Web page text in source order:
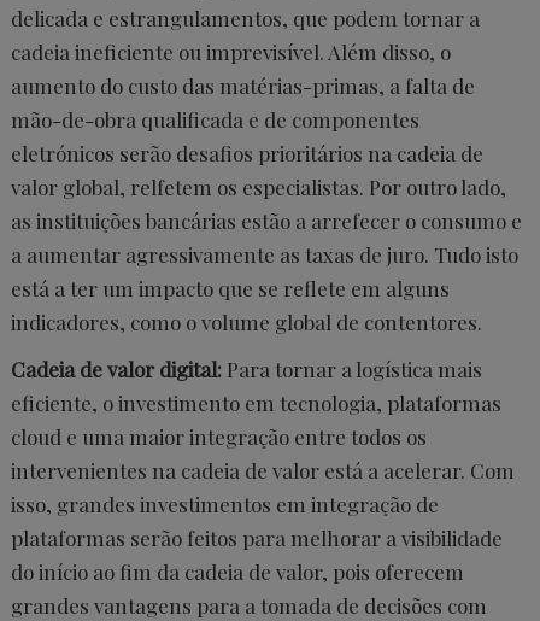
delicada e estrangulamentos, que podem tornar a
cadeia ineficiente ou imprevisível. Além disso, o
aumento do custo das matérias-primas, a falta de
mão-de-obra qualificada e de componentes
eletrónicos serão desafios prioritários na cadeia de
valor global, relfetem os especialistas. Por outro lado,
as instituições bancárias estão a arrefecer o consumo e
a aumentar agressivamente as taxas de juro. Tudo isto
está a ter um impacto que se reflete em alguns
indicadores, como o volume global de contentores.
Cadeia de valor digital: Para tornar a logística mais
eficiente, o investimento em tecnologia, plataformas
cloud e uma maior integração entre todos os
intervenientes na cadeia de valor está a acelerar. Com
isso, grandes investimentos em integração de
plataformas serão feitos para melhorar a visibilidade
do início ao fim da cadeia de valor, pois oferecem
grandes vantagens para a tomada de decisões com